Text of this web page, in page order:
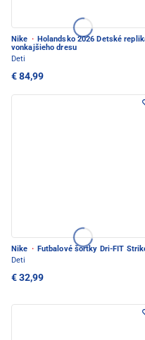
Nike · Holandsko 2026 Detské
vonkajšieho dresu
Deti
€ 84,99
Nike · Futbalové šortky Dri-FIT
Deti
€ 32,99